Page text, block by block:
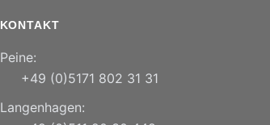
KONTAKT
Peine:
+49 (0)5171 802 31 31
Langenhagen: